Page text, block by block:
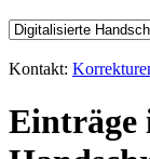
Kontakt:
Einträge